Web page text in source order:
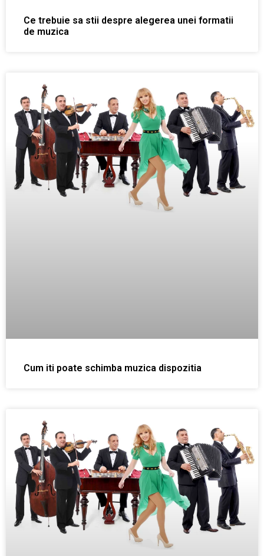
Ce trebuie sa stii despre alegerea unei formatii
de muzica
Cum iti poate schimba muzica dispozitia